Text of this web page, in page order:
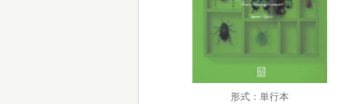
形式：単行本